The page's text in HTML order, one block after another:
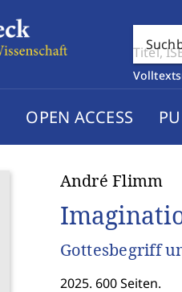
OPEN ACCESS
André Flimm
Gottesbegriff
2025. 600 Seiten.